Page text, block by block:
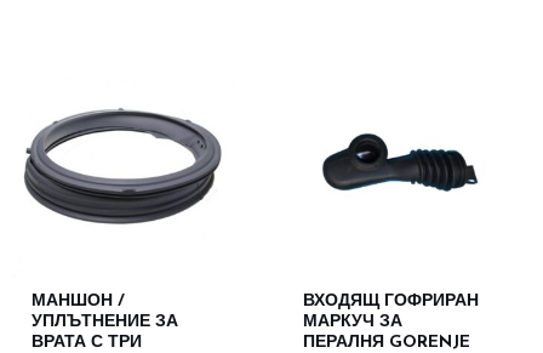
МАНШОН /
УПЛЪТНЕНИЕ ЗА
ВРАТА С ТРИ
ВХОДЯЩ ГОФРИРАН
МАРКУЧ ЗА
ПЕРАЛНЯ GORENJE